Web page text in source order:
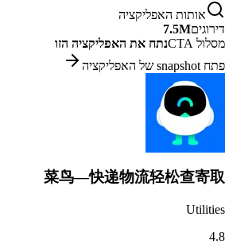
אותות האפליקציה
דירוגים7.5M
מסלול CTA
נתח את האפליקציה הזו
פתח snapshot של האפליקציה
菜鸟—快递物流轻松查寄取
Utilities
4.8